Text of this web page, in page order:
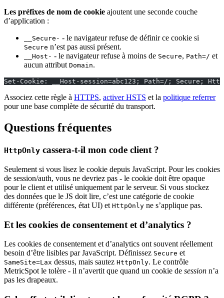
Les préfixes de nom de cookie ajoutent une seconde couche
d’application :
__Secure- - le navigateur refuse de définir ce cookie si
Secure n’est pas aussi présent.
__Host- - le navigateur refuse à moins de Secure, Path=/ et
aucun attribut Domain.
Set-Cookie: __Host-session=abc123; Path=/; Secure;
Associez cette règle à HTTPS, activer HSTS et la politique referrer
pour une base complète de sécurité du transport.
Questions fréquentes
HttpOnly cassera-t-il mon code client ?
Seulement si vous lisez le cookie depuis JavaScript. Pour les cookies
de session/auth, vous ne devriez pas - le cookie doit être opaque
pour le client et utilisé uniquement par le serveur. Si vous stockez
des données que le JS doit lire, c’est une catégorie de cookie
différente (préférences, état UI) et HttpOnly ne s’applique pas.
Et les cookies de consentement et d’analytics ?
Les cookies de consentement et d’analytics ont souvent réellement
besoin d’être lisibles par JavaScript. Définissez Secure et
SameSite=Lax dessus, mais sautez HttpOnly. Le contrôle
MetricSpot le tolère - il n’avertit que quand un cookie de session n’a
pas les drapeaux.